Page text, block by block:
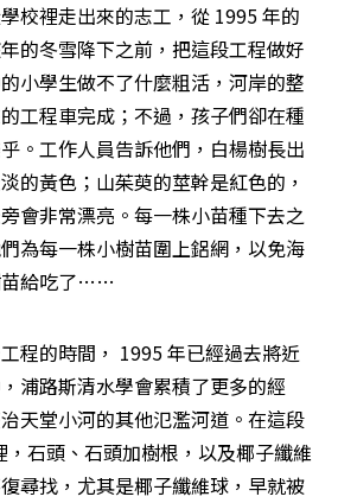
校裡走出來的志工，從 1995 年的
的冬雪降下之前，把這段工程做好
小學生做不了什麼粗活，河岸的整
工程車完成；不過，孩子們卻在種
。工作人員告訴他們，白楊樹長出
的黃色；山茱萸的莖幹是紅色的，
會非常漂亮。每一株小苗種下去之
為每一株小樹苗圍上鋁網，以免海
苗給吃了……
程的時間， 1995 年已經過去將近
浦路斯清水學會累積了更多的經
天堂小河的其他氾濫河道。在這段
石頭、石頭加樹根，以及椰子纖維
尋找，尤其是椰子纖維球，早就被